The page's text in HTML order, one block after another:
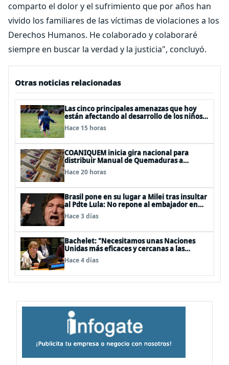
comparto el dolor y el sufrimiento que por años han
vivido los familiares de las víctimas de violaciones a los
Derechos Humanos. He colaborado y colaboraré
siempre en buscar la verdad y la justicia", concluyó.
Otras noticias relacionadas
Las cinco principales amenazas que hoy
están afectando al desarrollo de los niños
en Chile
Hace 15 horas
COANIQUEM inicia gira nacional para
distribuir Manual de Quemaduras a
profesionales de la salud
Hace 20 horas
Brasil pone en su lugar a Milei tras insultar
al Pdte Lula: No repone al embajador en
BBSS y rebaja la relación bilateral
Hace 3 días
Bachelet: "Necesitamos unas Naciones
Unidas más eficaces y cercanas a las
personas"
Hace 4 días